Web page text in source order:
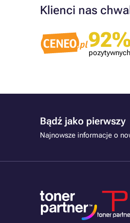
Klienci nas
Polecam.
spakowane
Bądź jako pierwszy
Najnowsze informacje o